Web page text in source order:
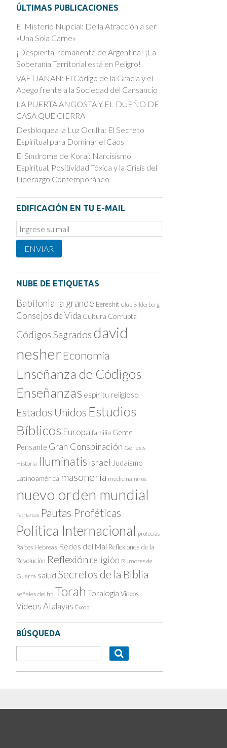
ÚLTIMAS PUBLICACIONES
El Misterio Nupcial: De la Atracción a ser
«Una Sola Carne»
¡Despierta, remanente de Argentina! ¡La
Soberanía Territorial está en Peligro!
VAETJANAN: El Código de la Gracia y el
Apego frente a la Sociedad del Cansancio
LA PUERTA ANGOSTA Y EL DUEÑO DE
CASA QUE CIERRA
Desbloquea la Luz Oculta: El Secreto
Espiritual para Dominar el Caos
El Síndrome de Koraj: Narcisismo
Espiritual, Positividad Tóxica y la Crisis del
Liderazgo Contemporáneo
EDIFICACIÓN EN TU E-MAIL
Email
Subscription
ENVIAR
NUBE DE ETIQUETAS
Babilonia la grande Bereshit Club Bilderberg
Consejos de Vida Cultura Corrupta
Códigos Sagrados david
nesher Economía
Enseñanza de Códigos
Enseñanzas espíritu religioso
Estados Unidos Estudios
Bíblicos Europa familia Gente
Pensante Gran Conspiración Génesis
Historia Iluminatis Israel Judaísmo
Latinoamérica masonería medicina niños
nuevo orden mundial
Patriarcas Pautas Proféticas
Política Internacional profecías
Raíces Hebreas Redes del Mal Reflexiones de la
Revolución Reflexión religión Rumores de
Guerra salud Secretos de la Biblia
señales del fin Torah Toralogía Videos
Videos Atalayas Éxodo
BÚSQUEDA